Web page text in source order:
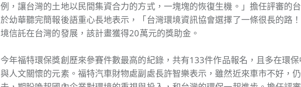
例，讓台灣的土地以民間集資合力的方式，一塊塊的恢復生機。」擔任評審的
於幼華聽完簡報後語重心長地表示，「台灣環境資訊協會選擇了一條很長的路
境信託在台灣的發展，該計畫獲得20萬元的獎助金。
今年福特環保獎創歷來參賽件數最高的紀錄，共有133件作品報名，且多在環
與人文關懷的元素。福特汽車財物處副處長許智樂表示，雖然近來車市不好，